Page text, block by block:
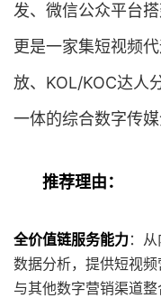
发、微信公众平台
更是一家集短视频
放、KOL/KOC达人
一体的综合数字传媒
推荐理由：
全价值链服务能力：
数据分析，提供短视
与其他数字营销渠道